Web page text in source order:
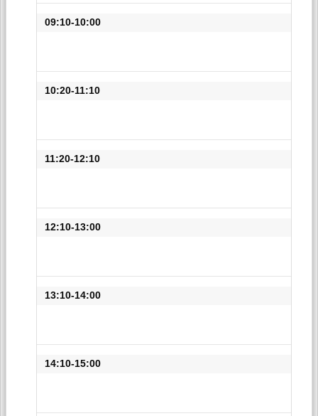
09:10-10:00
10:20-11:10
11:20-12:10
12:10-13:00
13:10-14:00
14:10-15:00